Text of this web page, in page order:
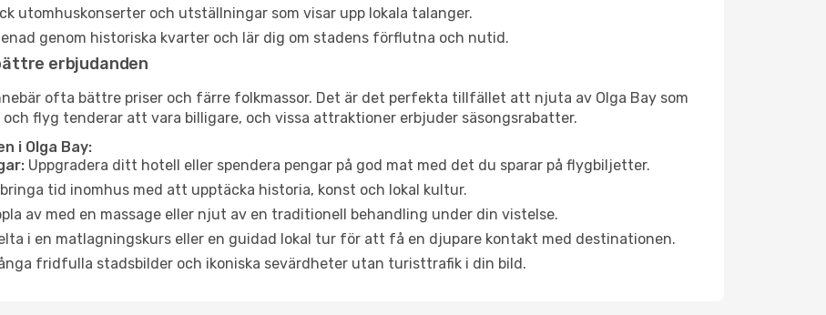
utomhuskonserter och utställningar som visar upp lokala talanger.
genom historiska kvarter och lär dig om stadens förflutna och nutid.
erbjudanden
ofta bättre priser och färre folkmassor. Det är det perfekta tillfället att njuta av Olga Bay som
flyg tenderar att vara billigare, och vissa attraktioner erbjuder säsongsrabatter.
i Olga Bay:
Uppgradera ditt hotell eller spendera pengar på god mat med det du sparar på flygbiljetter.
tid inomhus med att upptäcka historia, konst och lokal kultur.
av med en massage eller njut av en traditionell behandling under din vistelse.
i en matlagningskurs eller en guidad lokal tur för att få en djupare kontakt med destinationen.
fridfulla stadsbilder och ikoniska sevärdheter utan turisttrafik i din bild.